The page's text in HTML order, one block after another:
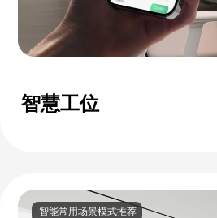
智慧工位
智能常用场景模式推荐